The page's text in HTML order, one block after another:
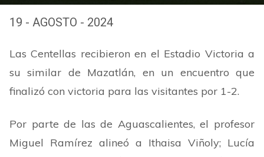
19 - AGOSTO - 2024
Las Centellas recibieron en el Estadio Victoria a
su similar de Mazatlán, en un encuentro que
finalizó con victoria para las visitantes por 1-2.
Por parte de las de Aguascalientes, el profesor
Miguel Ramírez alineó a Ithaisa Viñoly; Lucía